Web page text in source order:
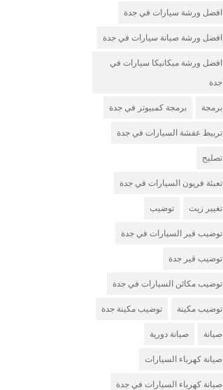
افضل ورشة سيارات في جدة
افضل ورشة صيانة سيارات في جدة
افضل ورشة ميكانيكا سيارات في
جدة
برمجة برمجة كمبيوتر في جدة
تربيط عفشة السيارات في جدة
تصليح
تعبئة فريون السيارات في جدة
تغيير زيت توضيب
توضيب قير السيارات في جدة
توضيب قير جدة
توضيب مكائن السيارات في جدة
توضيب مكينة توضيب مكينة جدة
صيانة صيانة دورية
صيانة كهرباء السيارات
صيانة كهرباء السيارات في جدة